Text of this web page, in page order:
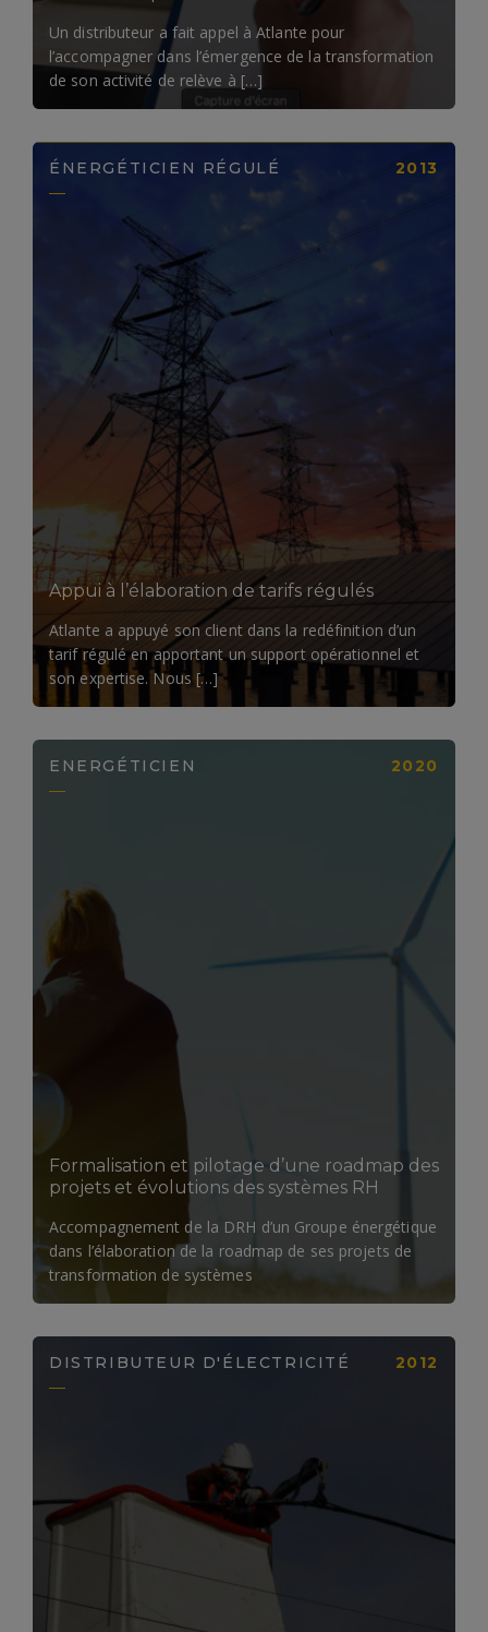
Un distributeur a fait appel à Atlante pour
l’accompagner dans l’émergence de la transformation
de son activité de relève à […]
ÉNERGÉTICIEN RÉGULÉ 2013
Appui à l’élaboration de tarifs régulés
Atlante a appuyé son client dans la redéfinition d’un
tarif régulé en apportant un support opérationnel et
son expertise. Nous […]
ENERGÉTICIEN 2020
Formalisation et pilotage d’une roadmap des
projets et évolutions des systèmes RH
Accompagnement de la DRH d’un Groupe énergétique
dans l’élaboration de la roadmap de ses projets de
transformation de systèmes
LIRE LA SUITE
DISTRIBUTEUR D'ÉLECTRICITÉ 2012